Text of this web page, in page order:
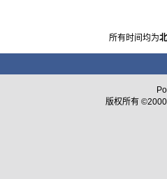
所有时间均为
版权所有